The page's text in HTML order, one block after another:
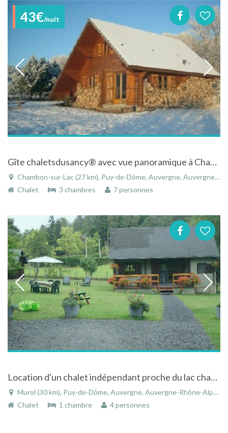
43€/nuit
Gîte chaletsdusancy® avec vue panoramique à Chambon sur Lac dans le Puy-de-Dôme en Auvergne
Chambon-sur-Lac (27 km), Puy-de-Dôme, Auvergne, Auvergne-Rhône-Alpes, France
Chalet
3 chambres 7 personnes
Location d'un chalet indépendant proche du lac chambon à Murol - Puy-de-Dôme - Auvergne
Murol (30 km), Puy-de-Dôme, Auvergne, Auvergne-Rhône-Alpes, France
Chalet
1 chambre 4 personnes